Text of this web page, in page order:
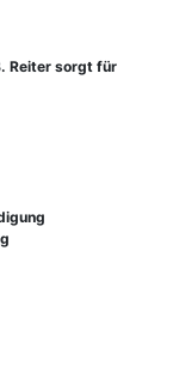
Reiter sorgt für